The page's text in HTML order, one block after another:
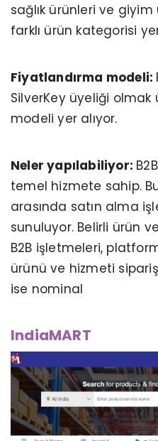
sağlık ürünleri ve
farklı ürün kategorisi
Fiyatlandırma modeli:
SilverKey üyeliği
modeli yer alıyor.
Neler yapılabiliyor:
temel hizmete sahip.
arasında satın alma
sunuluyor. Belirli ürün
B2B işletmeleri,
ürünü ve hizmeti
ise nominal
IndiaMART